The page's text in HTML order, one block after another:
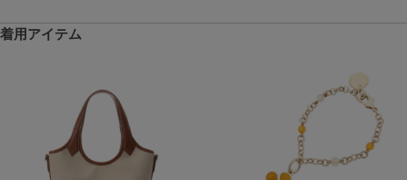
着用アイテム